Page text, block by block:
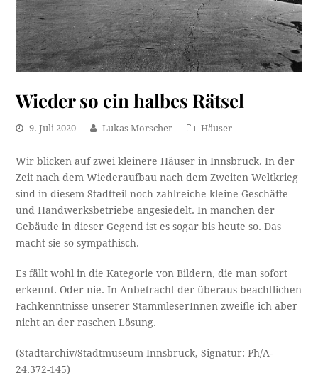
Wieder so ein halbes Rätsel
9. Juli 2020 Lukas Morscher Häuser
Wir blicken auf zwei kleinere Häuser in Innsbruck. In der
Zeit nach dem Wiederaufbau nach dem Zweiten Weltkrieg
sind in diesem Stadtteil noch zahlreiche kleine Geschäfte
und Handwerksbetriebe angesiedelt. In manchen der
Gebäude in dieser Gegend ist es sogar bis heute so. Das
macht sie so sympathisch.
Es fällt wohl in die Kategorie von Bildern, die man sofort
erkennt. Oder nie. In Anbetracht der überaus beachtlichen
Fachkenntnisse unserer StammleserInnen zweifle ich aber
nicht an der raschen Lösung.
(Stadtarchiv/Stadtmuseum Innsbruck, Signatur: Ph/A-
24.372-145)